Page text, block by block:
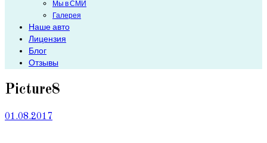
Мы в СМИ
Галерея
Наше авто
Лицензия
Блог
Отзывы
Picture8
01.08.2017